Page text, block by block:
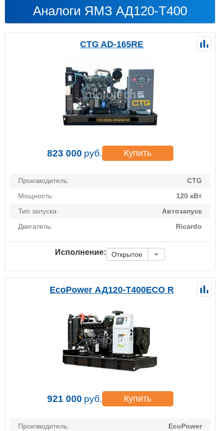
Аналоги ЯМЗ АД120-T400
CTG AD-165RE
823 000 руб. Купить
Производитель:
CTG
Мощность:
120 кВт
Тип запуска:
Автозапуск
Двигатель:
Ricardo
Исполнение: Открытое
EcoPower АД120-T400ECO R
921 000 руб. Купить
Производитель:
EcoPower